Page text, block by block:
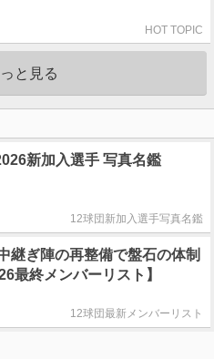
HOT TOPIC
と見る
新加入選手 写真名鑑
12球団新加入選手写真名鑑
継ぎ陣の再整備で盤石の体制
最終メンバーリスト】
12球団最新メンバーリスト